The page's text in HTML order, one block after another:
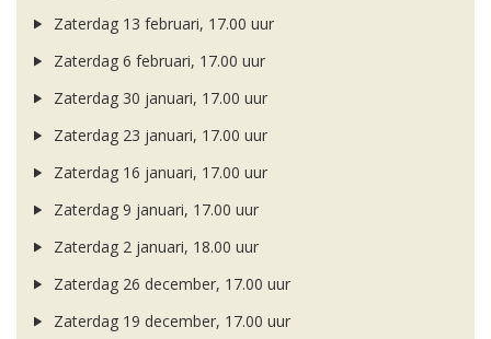
Zaterdag 13 februari, 17.00 uur
Zaterdag 6 februari, 17.00 uur
Zaterdag 30 januari, 17.00 uur
Zaterdag 23 januari, 17.00 uur
Zaterdag 16 januari, 17.00 uur
Zaterdag 9 januari, 17.00 uur
Zaterdag 2 januari, 18.00 uur
Zaterdag 26 december, 17.00 uur
Zaterdag 19 december, 17.00 uur